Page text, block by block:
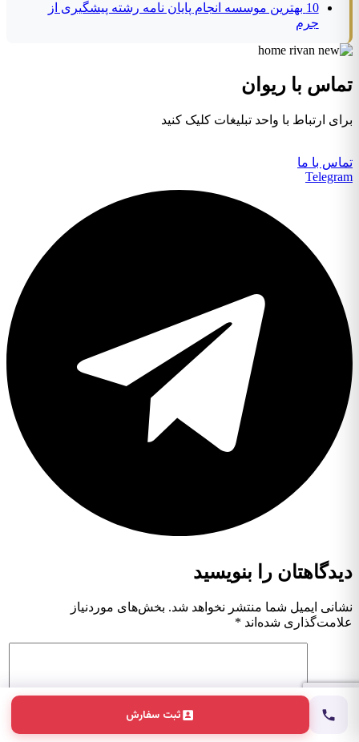
ثبت سفارش
10 بهترین موسسه انجام پایان نامه رشته پیشگیری از
جرم
تماس با ریوان
برای ارتباط با واحد تبلیغات کلیک کنید
تماس با ما
Telegram
دیدگاهتان را بنویسید
نشانی ایمیل شما منتشر نخواهد شد. بخش‌های موردنیاز
علامت‌گذاری شده‌اند *